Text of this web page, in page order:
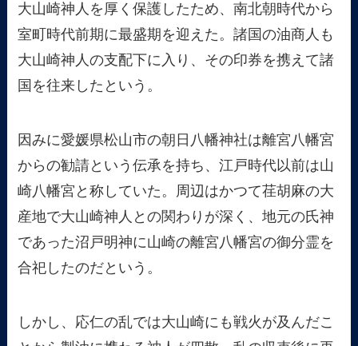
大山崎神人を厚く保護したため、南北朝時代から
室町時代前期に最盛期を迎えた。諸国の油商人も
大山崎神人の支配下に入り、その印券を携えて諸
国を往来したという。
因みに愛媛県松山市の朝日八幡神社は離宮八幡宮
からの勧請という伝承を持ち、江戸時代以前は山
崎八幡宮と称していた。周辺はかつて荏胡麻の大
産地で大山崎神人との関わりが深く、地元の氏神
であった沼戸明神に山崎の離宮八幡宮の御分霊を
合祀したのだという。
しかし、応仁の乱では大山崎にも戦火が及んだこ